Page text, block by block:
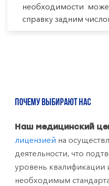
необходимости
справку задним
ПОЧЕМУ ВЫБИРАЮТ НАС
Наш медицинский
лицензией на
деятельности, что
уровень квалификации
необходимым